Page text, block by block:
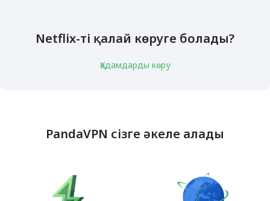
Netflix-ті қалай көруге болады?
Қадамдарды көру
PandaVPN сізге әкеле алады